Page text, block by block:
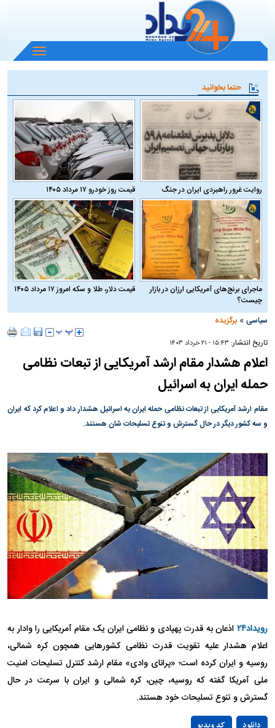
باز
و
منو
حتما بخوانید
روایت غرور راهبردی ایران در جنگ قیمت روز خودرو ۱۷ مرداد ۱۴۰۵
ماجرای برنج‌های آمریکایی ارزان در بازار
چیست؟
قیمت دلار، طلا و سکه امروز ۱۷ مرداد ۱۴۰۵
سیاسی »برگزیده
تاریخ انتشار: ۱۵:۴۳ - ۲۱ خرداد ۱۴۰۳
اعلام هشدار مقام ارشد آمریکایی از تبعات نظامی
حمله ایران به اسرائیل
مقام ارشد آمریکایی از تبعات نظامی حمله ایران به اسرائیل هشدار داد و اعلام کرد که ایران
و سه کشور دیگر در حال گسترش و تنوع تسلیحات شان هستند.
رویداد۲۴
اذعان به قدرت پهپادی و نظامی ایران یک مقام آمریکایی را وادار به
اعلام هشدار علیه تقویت قدرت نظامی کشور‌هایی همچون کره شمالی،
روسیه و ایران کرده است؛ «پرانای وادی» مقام ارشد کنترل تسلیحات امنیت
ملی آمریکا گفته که روسیه، چین، کره شمالی و ایران با سرعت در حال
گسترش و تنوع تسلیحات خود هستند.